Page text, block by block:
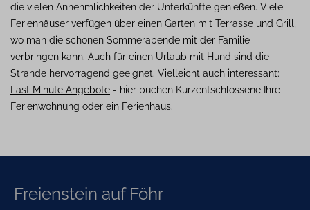
Objektname
eingeben
die vielen Annehmlichkeiten der Unterkünfte genießen. Viele
Ferienhäuser verfügen über einen Garten mit Terrasse und Grill,
wo man die schönen Sommerabende mit der Familie
verbringen kann. Auch für einen Urlaub mit Hund sind die
Strände hervorragend geeignet. Vielleicht auch interessant:
Last Minute Angebote - hier buchen Kurzentschlossene Ihre
Ferienwohnung oder ein Ferienhaus.
Freienstein auf Föhr